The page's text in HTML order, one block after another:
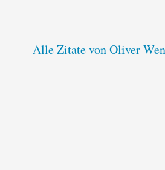
Alle Zitate von Oliver